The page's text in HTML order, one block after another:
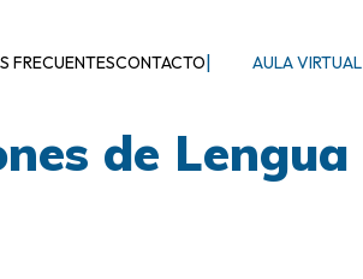
FRECUENTESCONTACTO| AULA VIRTUAL
de Lengua